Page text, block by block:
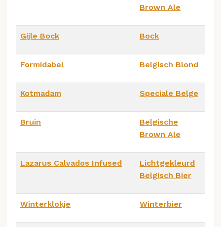
Brown Ale
Gijle Bock Bock
Formidabel Belgisch Blond
Kotmadam Speciale Belge
Bruin
Belgische
Brown Ale
Lazarus Calvados Infused
Lichtgekleurd
Belgisch Bier
Winterklokje Winterbier